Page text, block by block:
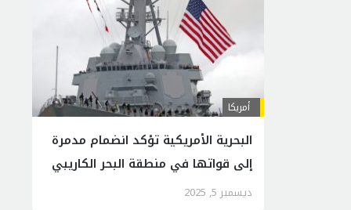
أمريكا
البحرية الأمريكية تؤكد انضمام مدمرة
إلى قواتها في منطقة البحر الكاريبي
ديسمبر 5, 2025